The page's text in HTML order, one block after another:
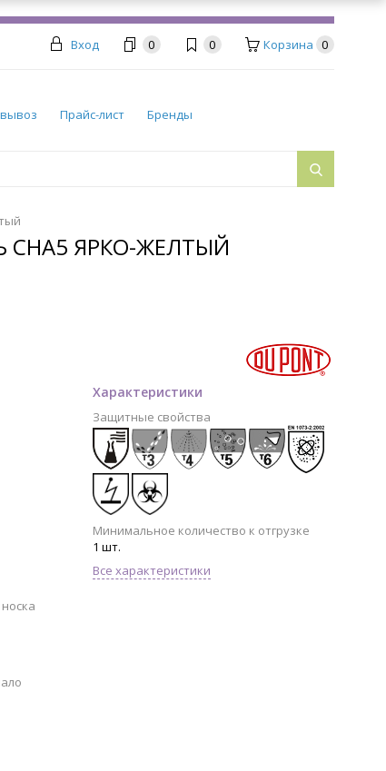
Вход 0 0 Корзина 0
Прайс-лист Бренды
CHA5 ЯРКО-ЖЕЛТЫЙ
Характеристики
Защитные свойства
Минимальное количество к отгрузке
1 шт.
Все характеристики